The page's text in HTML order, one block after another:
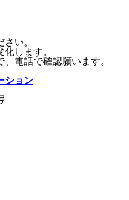
い。
します。
電話で確認願います。